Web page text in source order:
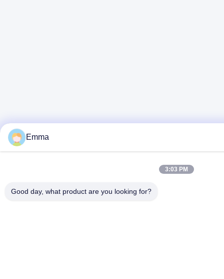
Emma
3:03 PM
Good day, what product are you looking for?